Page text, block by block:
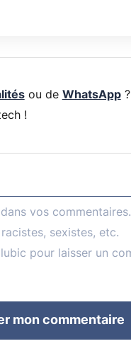
ou de WhatsApp?
!
mon commentaire